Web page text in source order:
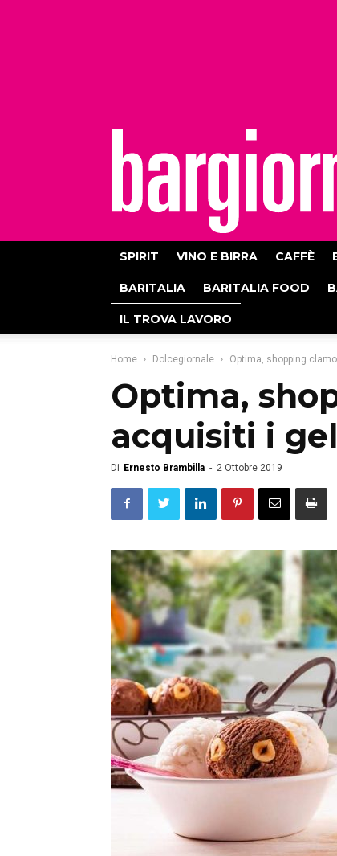
SPIRIT VINO E BIRRA CAFFÈ
BARITALIA BARITALIA FOOD
IL TROVA LAVORO
Home Dolcegiornale Optima, shopping
Optima,
acquisiti i
Di Ernesto Brambilla - 2 Ottobre 2019